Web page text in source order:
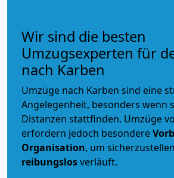
Wir sind die besten
Umzugsexperten für
nach Karben
Umzüge nach Karben sind eine
Angelegenheit, besonders wenn
Distanzen stattfinden. Umzüge
erfordern jedoch besondere
Organisation, um
reibungslosverläuft.